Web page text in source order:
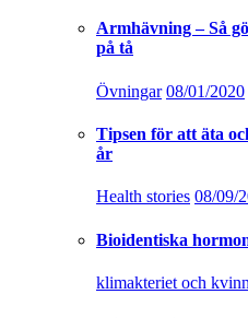
Armhävning – Så
på tå
Övningar 08/01/2020
Tipsen för att äta
år
Health stories 08/09/
Bioidentiska
klimakteriet och